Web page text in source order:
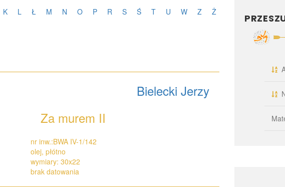
K L Ł M N O P R S Ś T U W Z Ż
Bielecki Jerzy
Za murem II
nr inw.:BWA IV-1/142
olej, płótno
wymiary: 30x22
brak datowania